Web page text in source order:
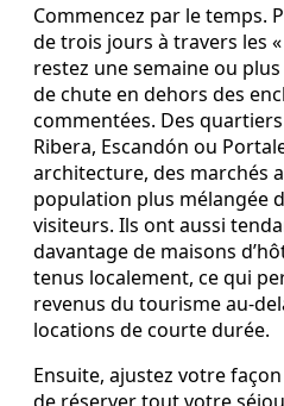
Commencez par le temps.
de trois jours à travers les
restez une semaine ou
de chute en dehors des
commentées. Des
Ribera, Escandón ou
architecture, des marchés
population plus mélangée
visiteurs. Ils ont aussi
davantage de maisons
tenus localement, ce qui
revenus du tourisme au-
locations de courte durée.
Ensuite, ajustez votre